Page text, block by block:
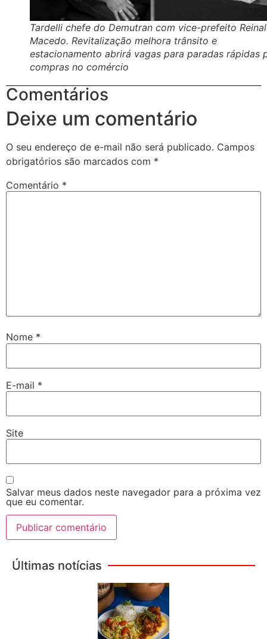
Tardelli chefe do Demutran com vice-prefeito
Macedo. Revitalização melhora trânsito e
estacionamento abrirá vagas para paradas rápidas
compras no comércio
Comentários
Deixe um comentário
O seu endereço de e-mail não será publicado. Campos
obrigatórios são marcados com *
Comentário *
Nome *
E-mail *
Site
Salvar meus dados neste navegador para a próxima vez
que eu comentar.
Últimas notícias